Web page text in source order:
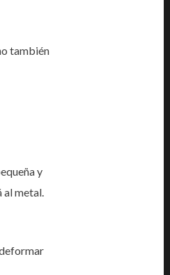
también
y
metal.